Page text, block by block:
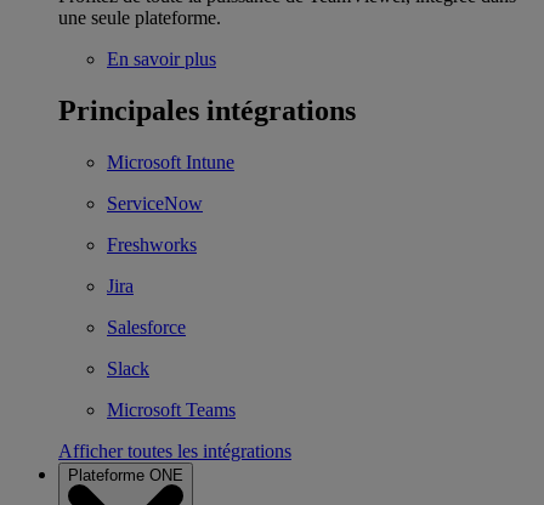
une seule plateforme.
En savoir plus
Principales intégrations
Microsoft Intune
ServiceNow
Freshworks
Jira
Salesforce
Slack
Microsoft Teams
Afficher toutes les intégrations
Plateforme ONE